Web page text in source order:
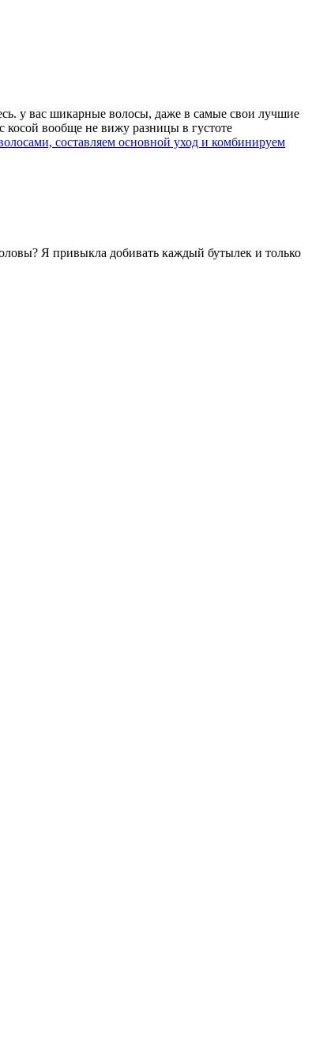
у вас шикарные волосы, даже в самые свои лучшие
косой вообще не вижу разницы в густоте
составляем основной уход и комбинируем
Я привыкла добивать каждый бутылек и только